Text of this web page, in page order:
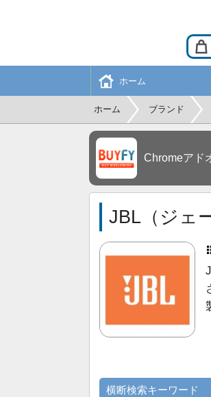
ホーム
ホーム ブランド
Chromeアド
JBL（ジェ
横断検索キーワード